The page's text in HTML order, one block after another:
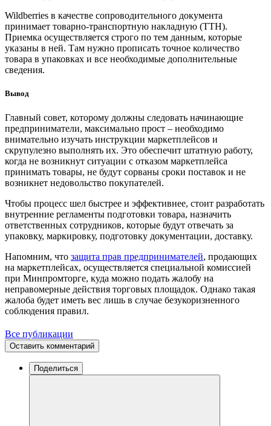
Wildberries в качестве сопроводительного документа
принимает товарно-транспортную накладную (ТТН).
Приемка осуществляется строго по тем данным, которые
указаны в ней. Там нужно прописать точное количество
товара в упаковках и все необходимые дополнительные
сведения.
Вывод
Главный совет, которому должны следовать начинающие
предприниматели, максимально прост – необходимо
внимательно изучать инструкции маркетплейсов и
скрупулезно выполнять их. Это обеспечит штатную работу,
когда не возникнут ситуации с отказом маркетплейса
принимать товары, не будут сорваны сроки поставок и не
возникнет недовольство покупателей.
Чтобы процесс шел быстрее и эффективнее, стоит разработать
внутренние регламенты подготовки товара, назначить
ответственных сотрудников, которые будут отвечать за
упаковку, маркировку, подготовку документации, доставку.
Напомним, что защита прав предпринимателей, продающих
на маркетплейсах, осуществляется специальной комиссией
при Минпромторге, куда можно подать жалобу на
неправомерные действия торговых площадок. Однако такая
жалоба будет иметь вес лишь в случае безукоризненного
соблюдения правил.
Все публикации
Оставить комментарий
Поделиться